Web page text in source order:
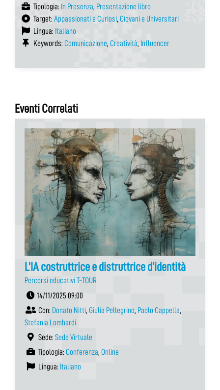
Tipologia: In Presenza, Presentazione libro
Target: Appassionati e Curiosi, Giovani e Universitari
Lingua: Italiano
Keywords: Comunicazione, Creatività, Influencer
Eventi Correlati
L’IA costruttrice e distruttrice d’identità
Percorsi educativi T-TOUR
14/11/2025 09:00
Con: Donato Nitti, Giulia Pellegrino, Paolo Cappella,
Stefania Lombardi
Sede: Sede Virtuale
Tipologia: Conferenza, Online
Lingua: Italiano